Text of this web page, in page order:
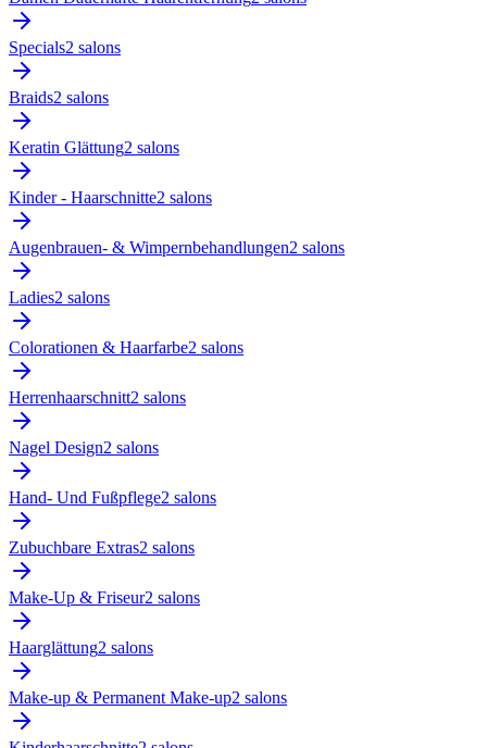
Specials2 salons
Braids2 salons
Keratin Glättung2 salons
Kinder - Haarschnitte2 salons
Augenbrauen- & Wimpernbehandlungen2 salons
Ladies2 salons
Colorationen & Haarfarbe2 salons
Herrenhaarschnitt2 salons
Nagel Design2 salons
Hand- Und Fußpflege2 salons
Zubuchbare Extras2 salons
Make-Up & Friseur2 salons
Haarglättung2 salons
Make-up & Permanent Make-up2 salons